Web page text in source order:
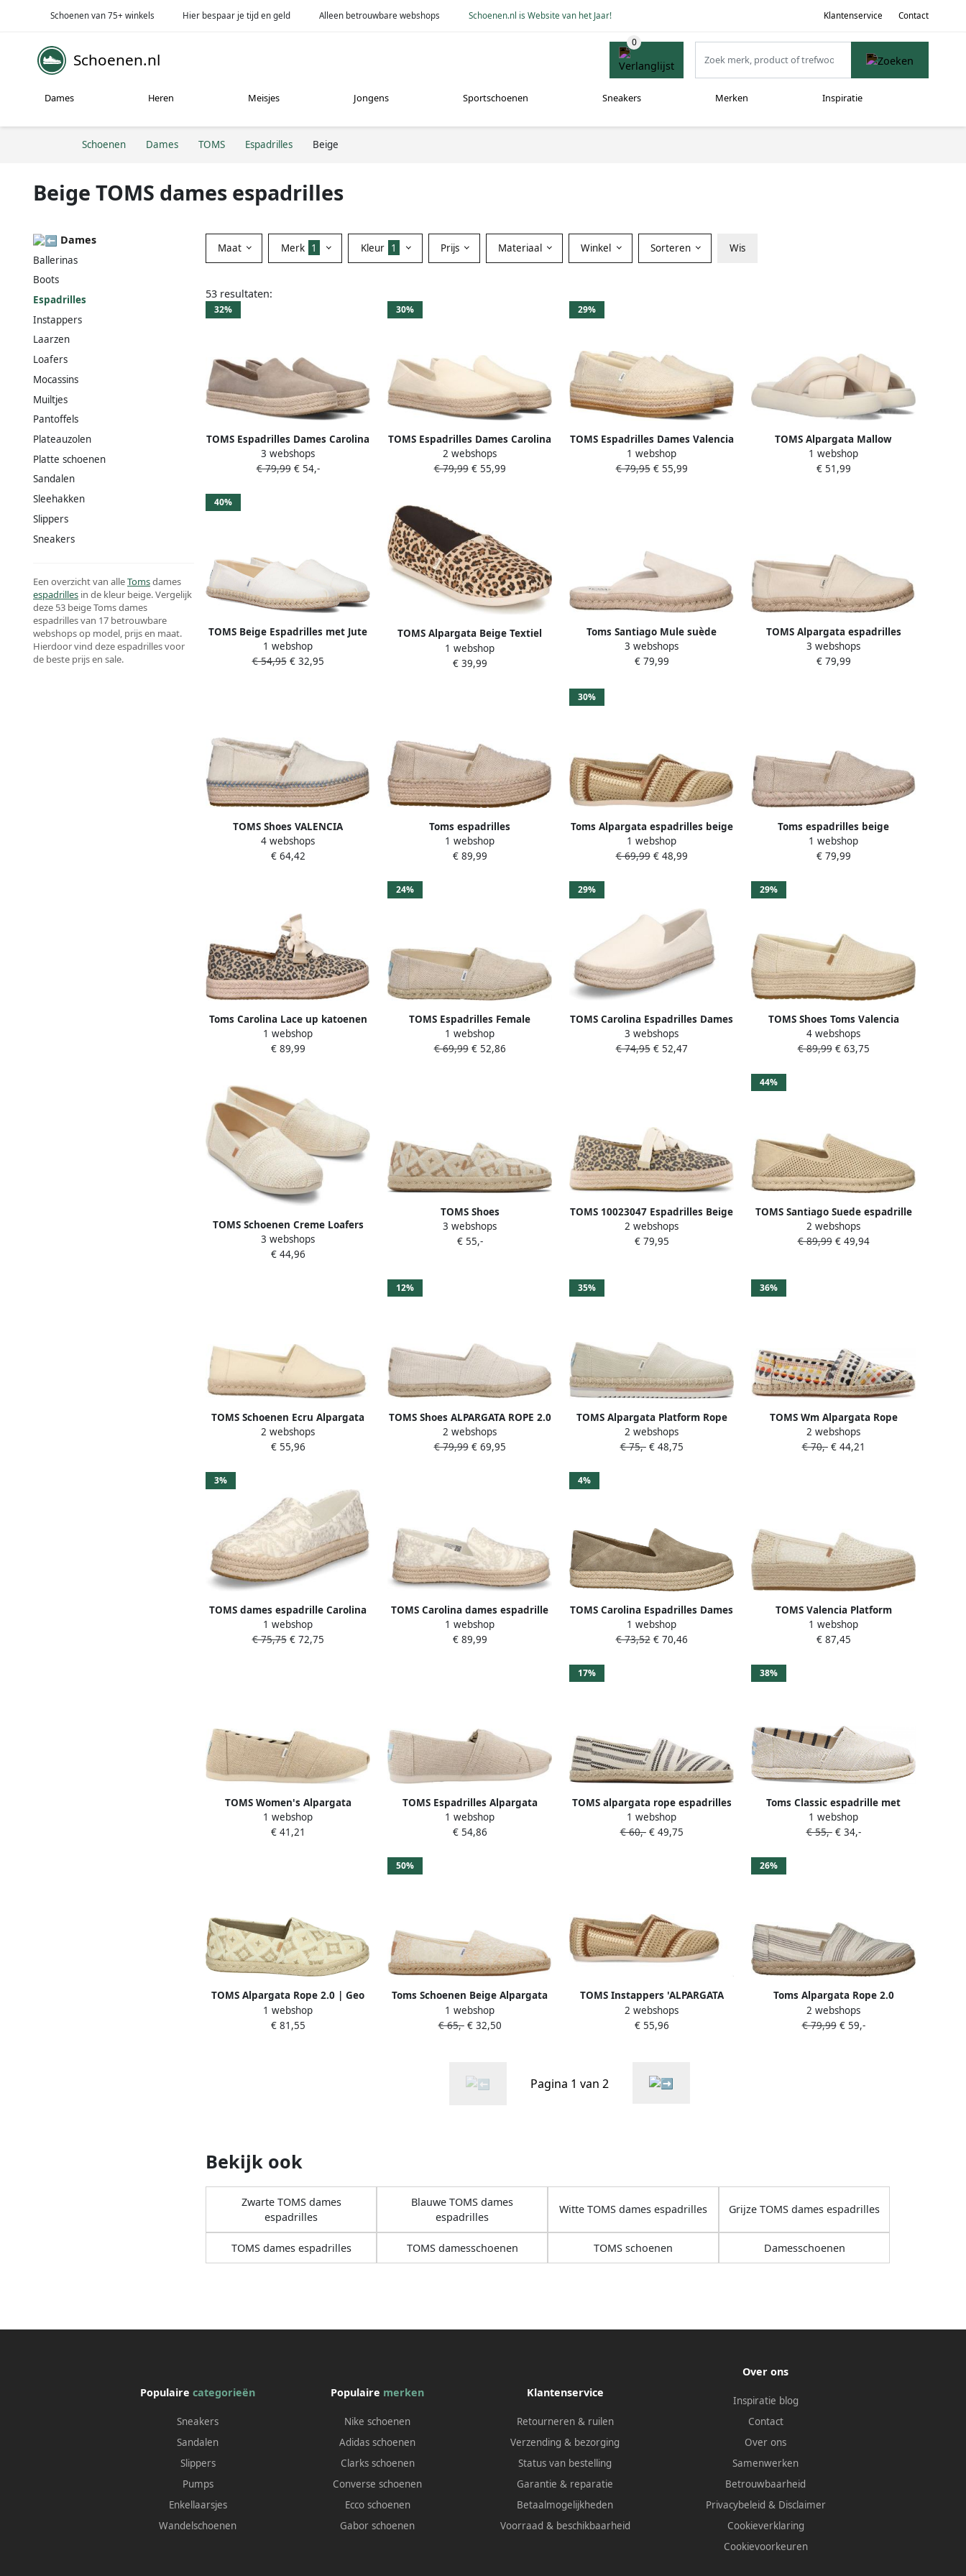
Schoenen van 75+ winkels Hier bespaar je tijd en geld Alleen betrouwbare webshops Schoenen.nl is Website van het Jaar! Klantenservice Contact
Schoenen.nl
Dames Heren Meisjes Jongens Sportschoenen Sneakers Merken Inspiratie
Schoenen Dames TOMS Espadrilles Beige
Beige TOMS dames espadrilles
Dames
Ballerinas
Boots
Espadrilles
Instappers
Laarzen
Loafers
Mocassins
Muiltjes
Pantoffels
Plateauzolen
Platte schoenen
Sandalen
Sleehakken
Slippers
Sneakers
Een overzicht van alleTomsdames
espadrilles in de kleur beige. Vergelijk
deze 53 beige Toms dames
espadrilles van 17 betrouwbare
webshops op model, prijs en maat.
Hierdoor vind deze espadrilles voor
de beste prijs en sale.
Maat Merk 1 Kleur 1 Prijs Materiaal Winkel Sorteren Wis
53 resultaten:
32%
TOMS Espadrilles Dames Carolina
Maat: 38 5 Materiaal: Suède
Kleur: Beige
3 webshops
€ 79,99€ 54,-
30%
TOMS Espadrilles Dames Carolina
Maat: 38 Materiaal: Canvas Kleur:
Beige
2 webshops
€ 79,99€ 55,99
29%
TOMS Espadrilles Dames Valencia
Maat: 37 5 Materiaal: Canvas
Kleur: Beige
1 webshop
€ 79,95€ 55,99
TOMS Alpargata Mallow
Crossover slippers beige
10017890 Beige Dames
1 webshop
€ 51,99
40%
TOMS Beige Espadrilles met Jute
Zool Beige Dames
1 webshop
€ 54,95€ 32,95
TOMS Alpargata Beige Textiel
Espadrilles Dames
1 webshop
€ 39,99
Toms Santiago Mule suède
espadrilles ecru
3 webshops
€ 79,99
TOMS Alpargata espadrilles
3 webshops
€ 79,99
TOMS Shoes VALENCIA
Instappers Wit beige
4 webshops
€ 64,42
Toms espadrilles
1 webshop
€ 89,99
30%
Toms Alpargata espadrilles beige
1 webshop
€ 69,99€ 48,99
Toms espadrilles beige
1 webshop
€ 79,99
Toms Carolina Lace up katoenen
espadrilles met plateauzool
beige zwart
1 webshop
€ 89,99
24%
TOMS Espadrilles Female
Instappers Damesschoenen
Canvas Alpargata Rope Gebroken
1 webshop
€ 69,99€ 52,86
29%
TOMS Carolina Espadrilles Dames
Beige
3 webshops
€ 74,95€ 52,47
29%
TOMS Shoes Toms Valencia
Sandalen Dames Goud
4 webshops
€ 89,99€ 63,75
TOMS Schoenen Creme Loafers
Creme Alpargata Classic
3 webshops
€ 44,96
TOMS Shoes
ALPARGATA~ROPE~2.0~~~~~~~~~~~~
Instappers Wit beige
3 webshops
€ 55,-
TOMS 10023047 Espadrilles Beige
Vrouw
2 webshops
€ 79,95
44%
TOMS Santiago Suede espadrille
Beige
2 webshops
€ 89,99€ 49,94
TOMS Schoenen Ecru Alpargata
Rope 2.0 Loafers Ecru Alpargata
Rope
2 webshops
€ 55,96
12%
TOMS Shoes ALPARGATA ROPE 2.0
Instappers Wit beige
2 webshops
€ 79,99€ 69,95
35%
TOMS Alpargata Platform Rope
Espadrilles Dames Beige
2 webshops
€ 75,-€ 48,75
36%
TOMS Wm Alpargata Rope
Espadrilles Dames Beige
2 webshops
€ 70,-€ 44,21
3%
TOMS dames espadrille Carolina
beige
1 webshop
€ 75,75€ 72,75
TOMS Carolina dames espadrille
Beige multi
1 webshop
€ 89,99
4%
TOMS Carolina Espadrilles Dames
Beige
1 webshop
€ 73,52€ 70,46
TOMS Valencia Platform
Espadrille Natural kant
1 webshop
€ 87,45
TOMS Women's Alpargata
Espadrilles Sneakers beige
1 webshop
€ 41,21
TOMS Espadrilles Alpargata
Heritage
1 webshop
€ 54,86
17%
TOMS alpargata rope espadrilles
dames blauw 10017729 blue
chambray canvas
1 webshop
€ 60,-€ 49,75
38%
Toms Classic espadrille met
metallic details
1 webshop
€ 55,-€ 34,-
TOMS Alpargata Rope 2.0 | Geo
Naturel Beige Textiel Espadrilles
Dames
1 webshop
€ 81,55
50%
Toms Schoenen Beige Alpargata
loafers beige
1 webshop
€ 65,-€ 32,50
TOMS Instappers 'ALPARGATA
CLASSIC' crème donkerbeige
bruin
2 webshops
€ 55,96
26%
Toms Alpargata Rope 2.0
Espadrilles Dames Beige
2 webshops
€ 79,99€ 59,-
Pagina 1 van 2
Bekijk ook
Zwarte TOMS dames
espadrilles
Blauwe TOMS dames
espadrilles
Witte TOMS dames espadrilles Grijze TOMS dames espadrilles
TOMS dames espadrilles TOMS damesschoenen TOMS schoenen Damesschoenen
Populairecategorieën
Sneakers
Sandalen
Slippers
Pumps
Enkellaarsjes
Wandelschoenen
Populaire merken
Nike schoenen
Adidas schoenen
Clarks schoenen
Converse schoenen
Ecco schoenen
Gabor schoenen
Klantenservice
Retourneren & ruilen
Verzending & bezorging
Status van bestelling
Garantie & reparatie
Betaalmogelijkheden
Voorraad & beschikbaarheid
Over ons
Inspiratie blog
Contact
Over ons
Samenwerken
Betrouwbaarheid
Privacybeleid & Disclaimer
Cookieverklaring
Cookievoorkeuren